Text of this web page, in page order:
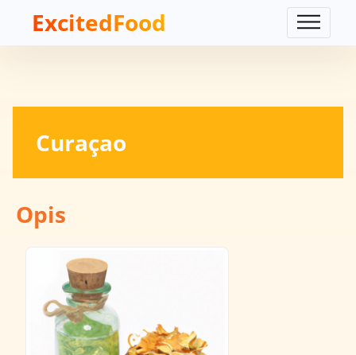
ExcitedFood
Curaçao
Opis